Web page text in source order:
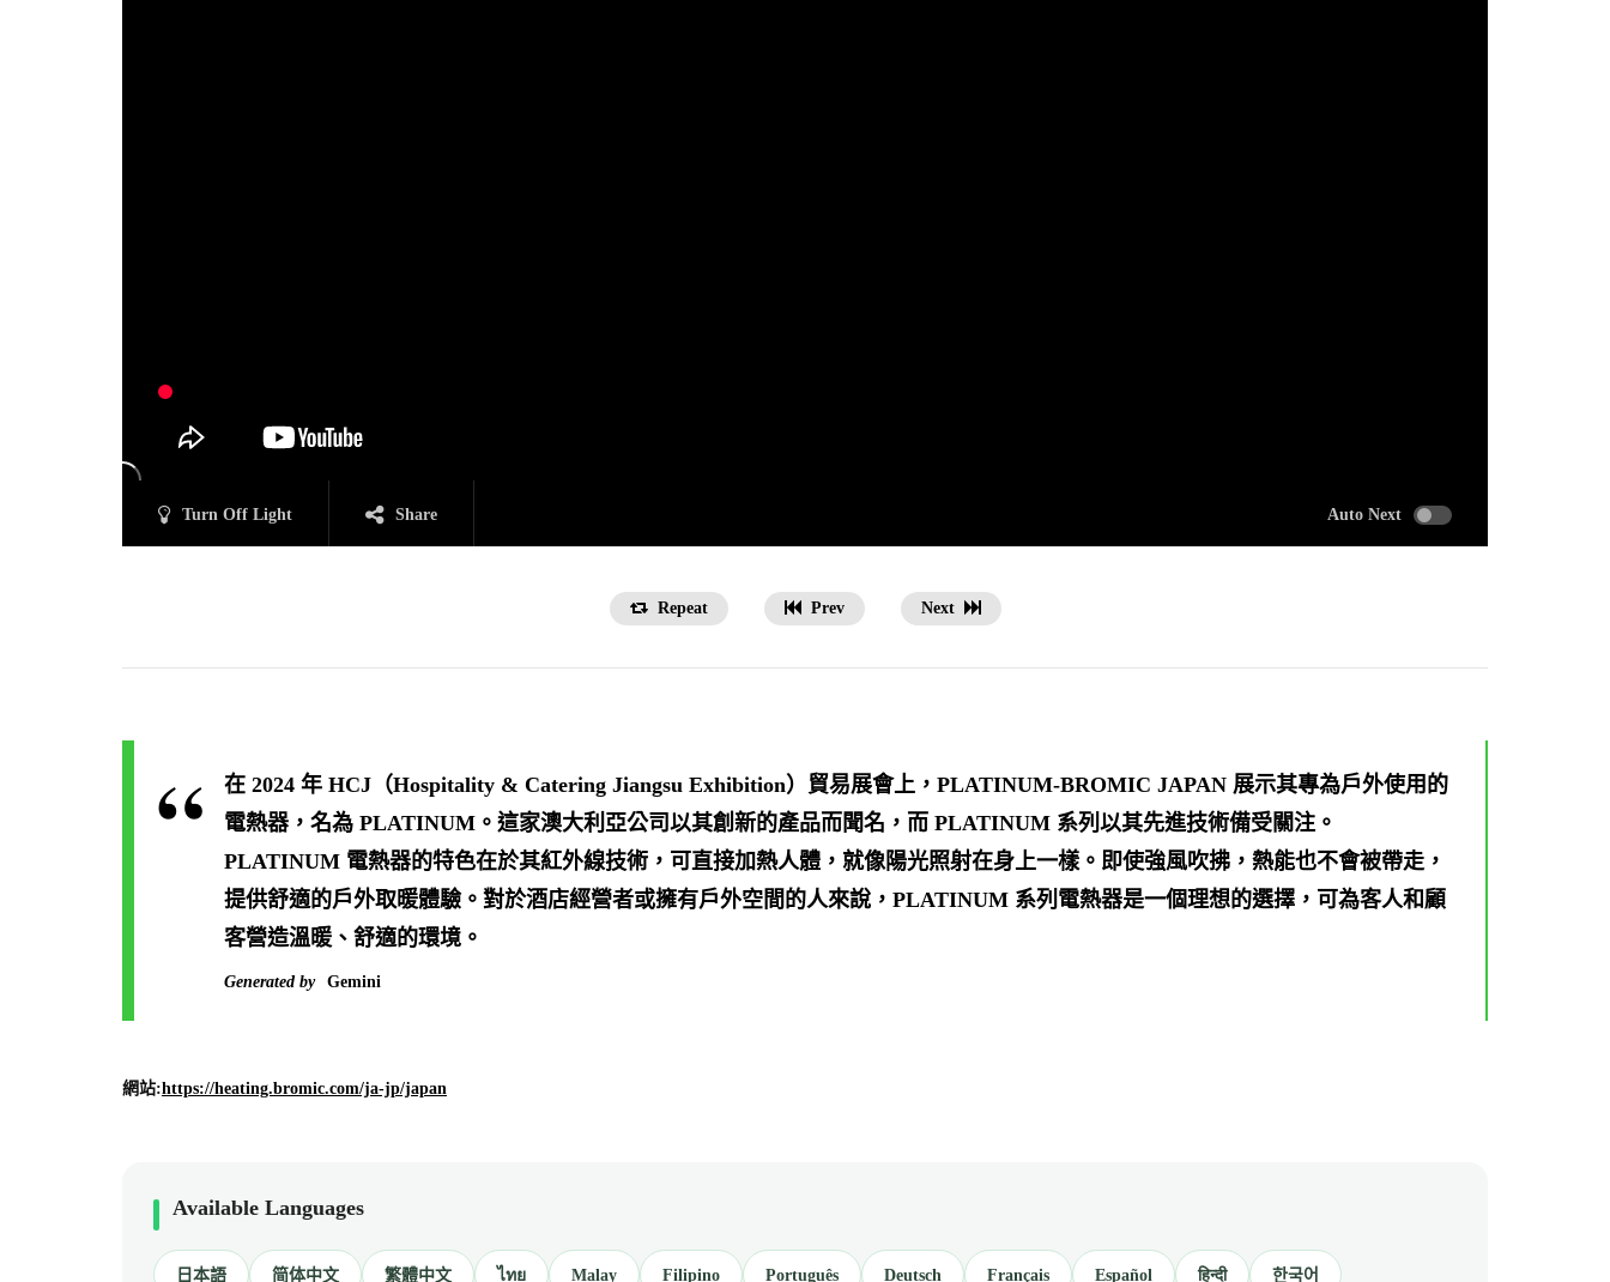
Turn Off Light Share Auto Next
Repeat Prev Next
在 2024 年 HCJ（Hospitality & Catering Jiangsu Exhibition）貿易展會上，PLATINUM-BROMIC JAPAN 展示其專為戶外使用的
電熱器，名為 PLATINUM。這家澳大利亞公司以其創新的產品而聞名，而 PLATINUM 系列以其先進技術備受關注。
PLATINUM 電熱器的特色在於其紅外線技術，可直接加熱人體，就像陽光照射在身上一樣。即使強風吹拂，熱能也不會被帶走，
提供舒適的戶外取暖體驗。對於酒店經營者或擁有戶外空間的人來說，PLATINUM 系列電熱器是一個理想的選擇，可為客人和顧
客營造溫暖、舒適的環境。
Generated by Gemini
網站:https://heating.bromic.com/ja-jp/japan
Available Languages
日本語 简体中文 繁體中文 ไทย Malay Filipino Português Deutsch Français Español हिन्दी 한국어